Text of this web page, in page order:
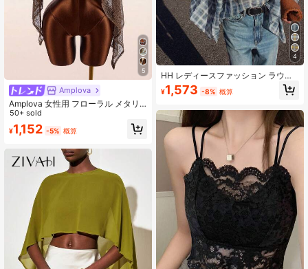
5
Amplova
Amplova 女性用 フローラル メタリ
ックスレッド シアーショルダートッ
プ
50+ sold
¥1,152 -5% 概算
4
HH レディースファッション ラウン
ドネック バットウィング チェック柄
ポンチョ、エレガントな春物レディ
¥1,573 -8% 概算